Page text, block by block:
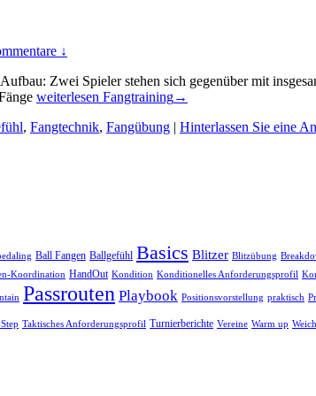
↓
Zwei Spieler stehen sich gegenüber mit
weiterlesen Fangtraining→
, Fangtechnik, Fangübung | Hinterlassen Sie eine
Ball Fangen Ballgefühl Basics Blitzer Blitzübung
Koordination HandOut Kondition Konditionelles Anforderungsprofil
Passrouten Playbook Positionsvorstellung praktisch
Taktisches Anforderungsprofil Turnierberichte Vereine Warm up